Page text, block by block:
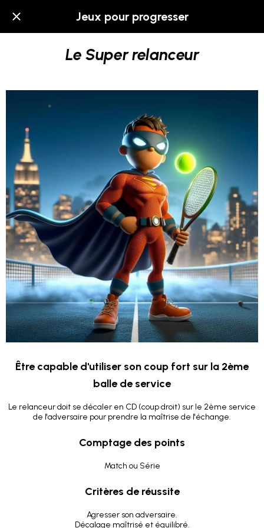
Jeux pour progresser
Le Super relanceur
Être capable d'utiliser son coup fort sur la 2ème
balle de service
Le relanceur doit se décaler en CD (coup droit) sur le 2ème service
de l'adversaire pour prendre la maîtrise de l'échange.
Comptage des points
Match ou Série
Critères de réussite
Agresser son adversaire.
Décalage maîtrisé et équilibré.